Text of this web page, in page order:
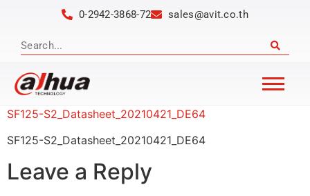
0-2942-3868-72 sales@avit.co.th
SF125-S2_Datasheet_20210421_DE64
SF125-S2_Datasheet_20210421_DE64
Leave a Reply